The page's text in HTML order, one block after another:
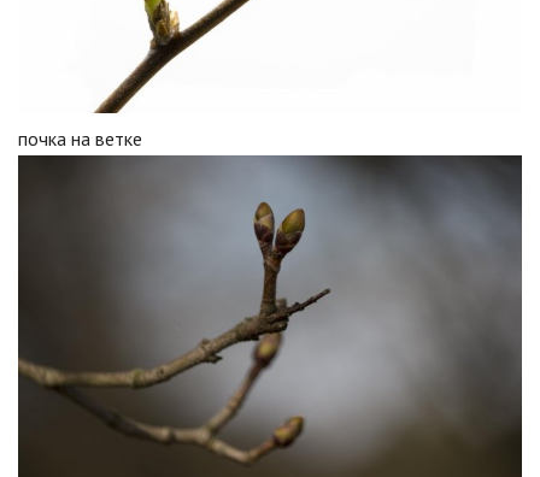
почка на ветке